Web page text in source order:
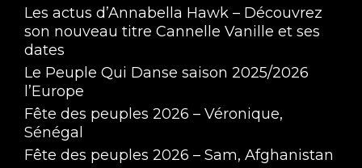
Les actus d’Annabella Hawk – Découvrez
son nouveau titre Cannelle Vanille et ses
dates
Le Peuple Qui Danse saison 2025/2026
l’Europe
Fête des peuples 2026 – Véronique,
Sénégal
Fête des peuples 2026 – Sam, Afghanistan